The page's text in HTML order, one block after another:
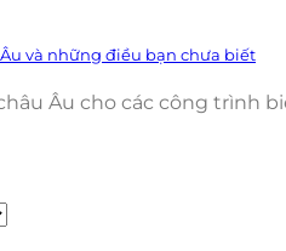
và những điều bạn chưa biết
Âu cho các công trình